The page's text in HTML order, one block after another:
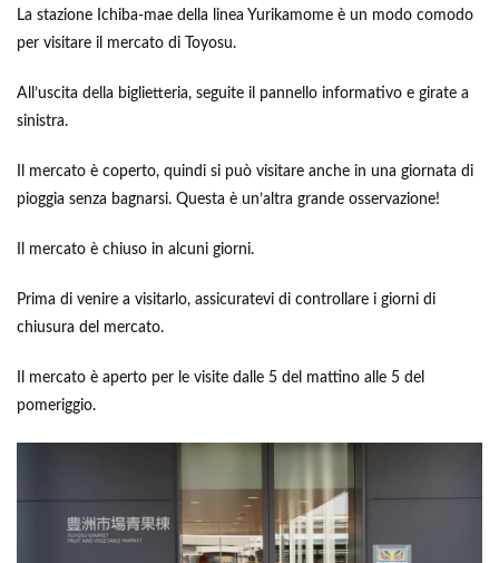
La stazione Ichiba-mae della linea Yurikamome è un modo comodo
per visitare il mercato di Toyosu.
All’uscita della biglietteria, seguite il pannello informativo e girate a
sinistra.
Il mercato è coperto, quindi si può visitare anche in una giornata di
pioggia senza bagnarsi. Questa è un’altra grande osservazione!
Il mercato è chiuso in alcuni giorni.
Prima di venire a visitarlo, assicuratevi di controllare i giorni di
chiusura del mercato.
Il mercato è aperto per le visite dalle 5 del mattino alle 5 del
pomeriggio.